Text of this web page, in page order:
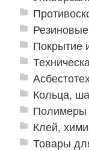
Покрытие
Кольца,
Полимеры
Клей,
Товары